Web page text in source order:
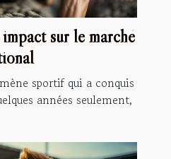
sur le marché
sportif qui a conquis
années seulement,